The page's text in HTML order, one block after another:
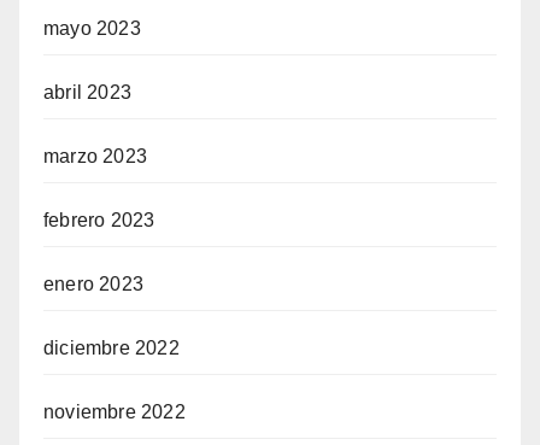
mayo 2023
abril 2023
marzo 2023
febrero 2023
enero 2023
diciembre 2022
noviembre 2022